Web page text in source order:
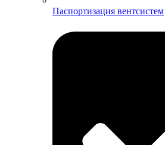
Паспортизация вентсистем